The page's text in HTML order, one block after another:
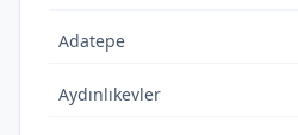
Adatepe
Aydınlıkevler